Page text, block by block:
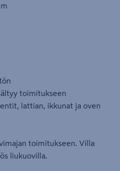
toimitukseen
lattian, ikkunat ja oven
toimitukseen. Villa
liukuovilla.